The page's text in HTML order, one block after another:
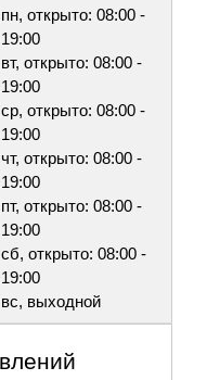
пн, открыто: 08:00 -
19:00
вт, открыто: 08:00 -
19:00
ср, открыто: 08:00 -
19:00
чт, открыто: 08:00 -
19:00
пт, открыто: 08:00 -
19:00
сб, открыто: 08:00 -
19:00
вс, выходной